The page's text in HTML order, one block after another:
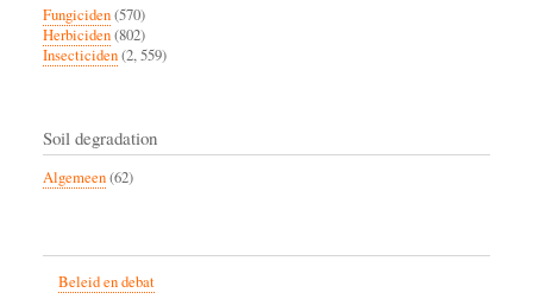
Fungiciden(570)
Herbiciden(802)
Insecticiden(2, 559)
Soil degradation
Algemeen(62)
Beleid en debat